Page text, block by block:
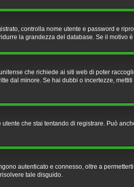
controlla nome utente e password e
la grandezza del database. Se il
che richiede ai siti web di poter
dal minore. Se hai dubbi o incertezze,
che stai tentando di registrare. Può
autenticato e connesso, oltre a
tale disguido.